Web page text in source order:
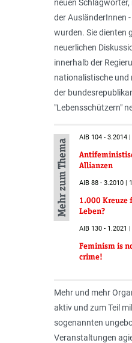
neuen
der AusländerInnen
wurden. Sie dienten
neuerlichen
innerhalb der
nationalistische und
der
"Lebensschützern"
Mehr zum Thema
AIB 104 - 3.2014
Allianzen
AIB 88 - 3.2010 |
1.000 Kreuze
Leben?
AIB 130 - 1.2021 |
Feminism is
crime!
Mehr und mehr
aktiv und zum Teil
sogenannten
Veranstaltungen